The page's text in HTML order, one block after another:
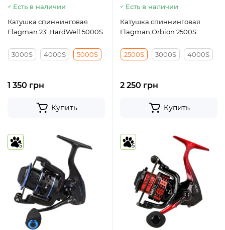
Есть в наличии
Катушка спиннинговая
Flagman 23' HardWell 5000S
3000S 4000S 5000S
1 350 грн
Купить
Есть в наличии
Катушка спиннинговая
Flagman Orbion 2500S
2500S 3000S 4000S
2 250 грн
Купить
5 5